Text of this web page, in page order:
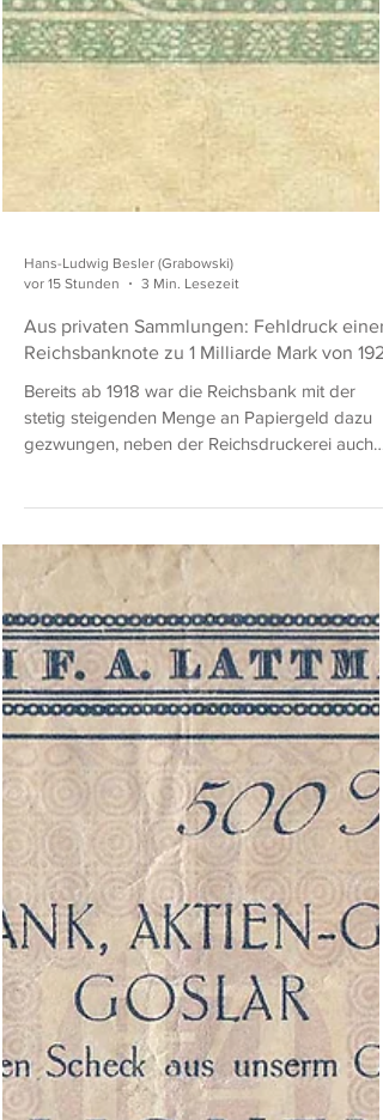
vor 15 Stunden
3 Min. Lesezeit
Reichsbanknote zu 1 Milliarde Mark von
Bereits ab 1918 war die Reichsbank mit der
Reichsbanknoten einzubeziehen, um den
wachsenden Bedarf an Banknoten
termingerecht decken zu können. Während der
Inflation nahm die Anzahl der am Druck von
Reichsbanknoten beteiligten privaten
Druckfirmen ständig zu, da die Kapazitäten der
Reichsdruckerei längst nicht mehr ausreichten.
Für den massenhaften Dru